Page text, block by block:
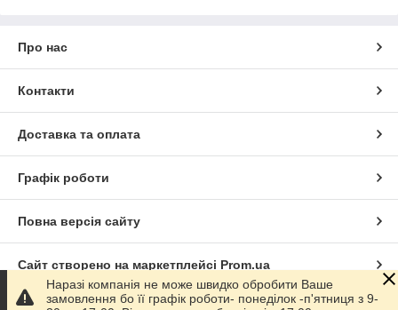
Про нас
Контакти
Доставка та оплата
Графік роботи
Повна версія сайту
Сайт створено на маркетплейсі Prom.ua
Наразі компанія не може швидко обробити Ваше
замовлення бо її графік роботи- понеділок -п'ятниця з 9-